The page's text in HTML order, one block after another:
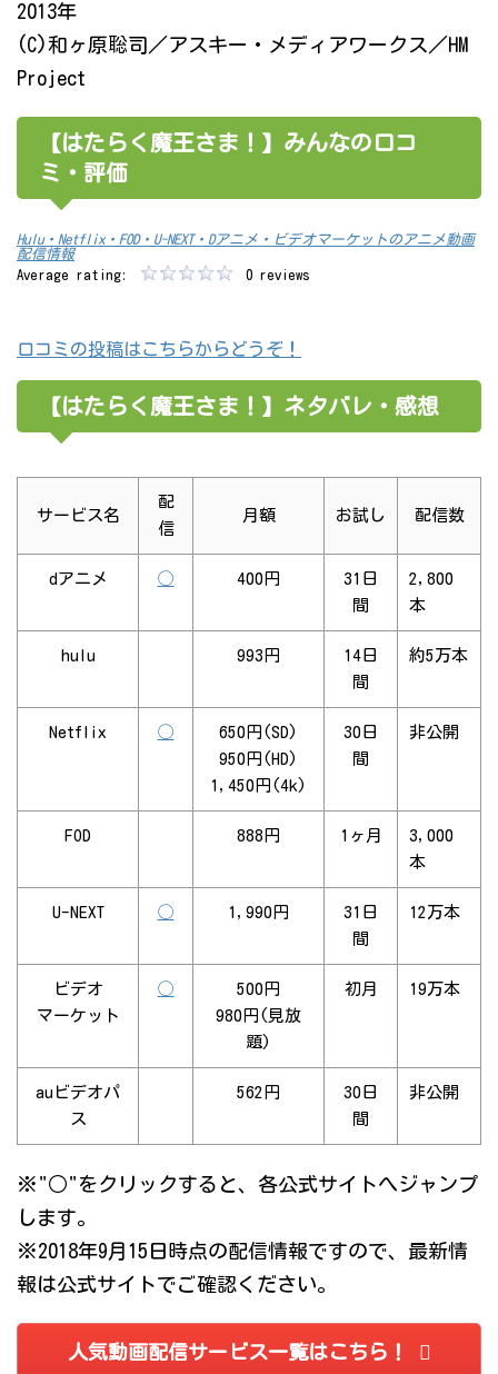
2013年
(C)和ヶ原聡司／アスキー・メディアワークス／HM
Project
【はたらく魔王さま！】みんなの口コ
ミ・評価
Hulu・Netflix・FOD・U-NEXT・Dアニメ・ビデオマーケットのアニメ動画
配信情報
Average rating:
0 reviews
口コミの投稿はこちらからどうぞ！
【はたらく魔王さま！】ネタバレ・感想
サービス名
配
信
月額 お試し 配信数
dアニメ ◯ 400円
31日
間
2,800
本
hulu 993円
14日
間
約5万本
Netflix ◯
650円(SD)
950円(HD)
1,450円(4k)
30日
間
非公開
FOD 888円 1ヶ月
3,000
本
U-NEXT ◯ 1,990円
31日
間
12万本
ビデオ
マーケット
◯
500円
980円(見放
題)
初月 19万本
auビデオパ
ス
562円
30日
間
非公開
※"○"をクリックすると、各公式サイトへジャンプ
します。
※2018年9月15日時点の配信情報ですので、最新情
報は公式サイトでご確認ください。
人気動画配信サービス一覧はこちら！